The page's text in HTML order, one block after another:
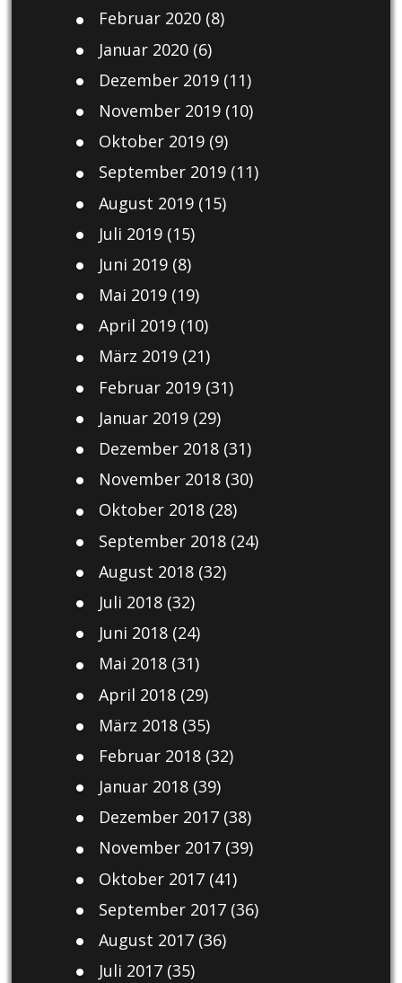
Februar 2020(8)
Januar 2020(6)
Dezember 2019(11)
November 2019(10)
Oktober 2019(9)
September 2019(11)
August 2019(15)
Juli 2019(15)
Juni 2019(8)
Mai 2019(19)
April 2019(10)
März 2019(21)
Februar 2019(31)
Januar 2019(29)
Dezember 2018(31)
November 2018(30)
Oktober 2018(28)
September 2018(24)
August 2018(32)
Juli 2018(32)
Juni 2018(24)
Mai 2018(31)
April 2018(29)
März 2018(35)
Februar 2018(32)
Januar 2018(39)
Dezember 2017(38)
November 2017(39)
Oktober 2017(41)
September 2017(36)
August 2017(36)
Juli 2017(35)